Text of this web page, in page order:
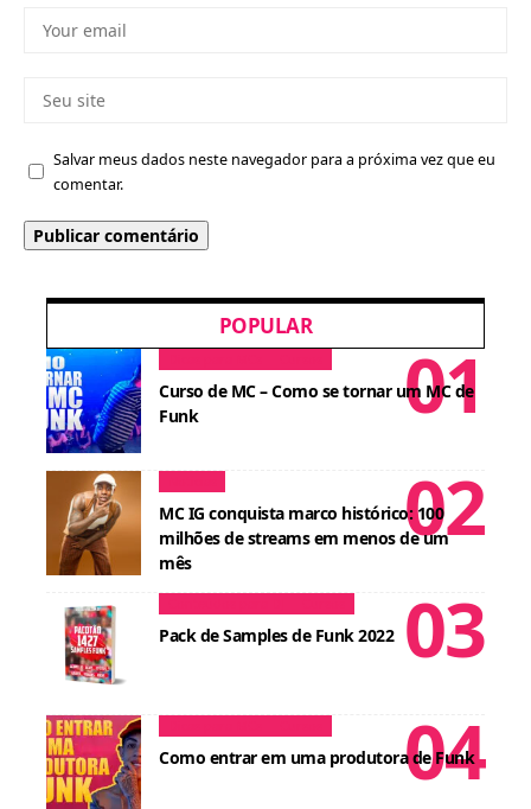
Salvar meus dados neste navegador para a próxima vez que eu
comentar.
POPULAR
Curso de MC – Como se tornar um MC de
Funk
MC IG conquista marco histórico: 100
milhões de streams em menos de um
mês
Pack de Samples de Funk 2022
Como entrar em uma produtora de Funk